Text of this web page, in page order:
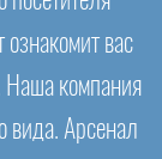
вас
Наша компания
вида. Арсенал